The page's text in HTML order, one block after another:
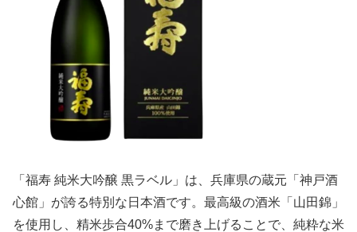
「福寿 純米大吟醸 黒ラベル」は、兵庫県の蔵元「神戸酒
心館」が誇る特別な日本酒です。最高級の酒米「山田錦」
を使用し、精米歩合40%まで磨き上げることで、純粋な米